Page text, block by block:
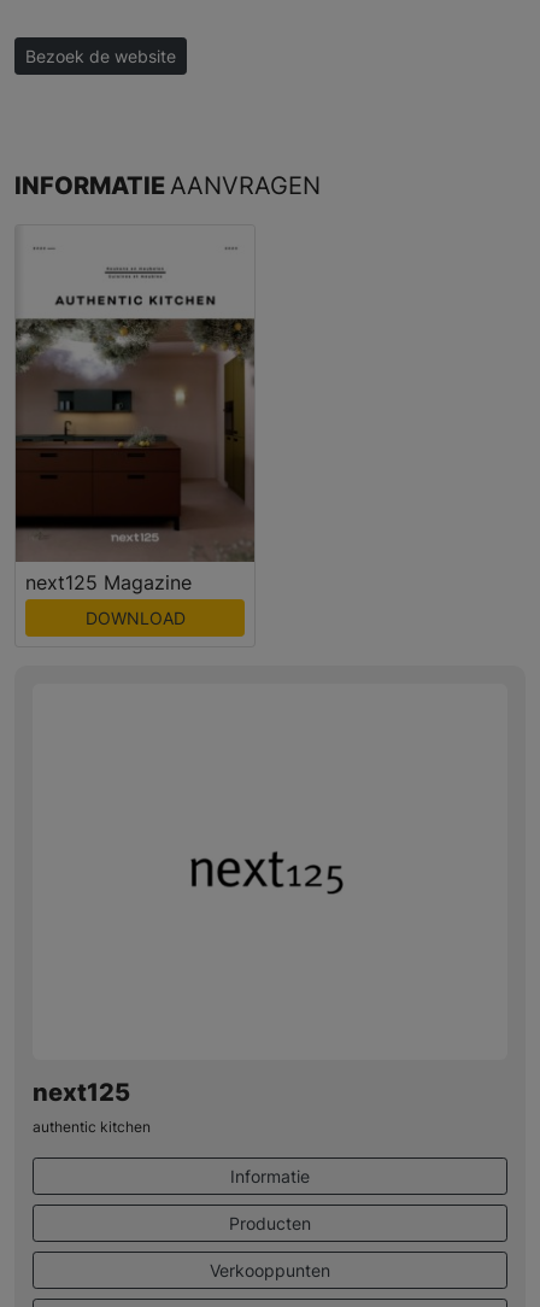
Bezoek de website
INFORMATIEAANVRAGEN
next125 Magazine
DOWNLOAD
next125
authentic kitchen
Informatie
Producten
Verkooppunten